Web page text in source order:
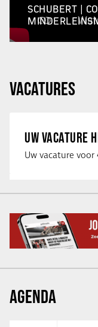
SCHUBERT |
VACATURES
UW VACATURE
AGENDA